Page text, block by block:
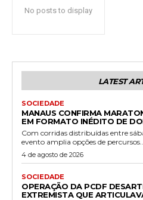
No posts to display
LATEST
SOCIEDADE
MANAUS CONFIRMA
EM FORMATO INÉDITO DE
Com corridas distribuídas entre
evento amplia opções de percursos...
4 de agosto de 2026
SOCIEDADE
OPERAÇÃO DA PCDF
EXTREMISTA QUE